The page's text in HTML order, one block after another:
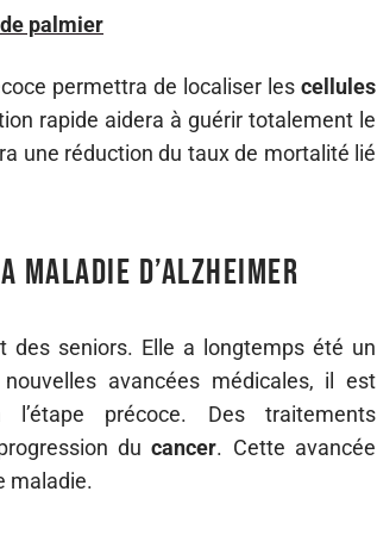
palmier
permettra de localiser les cellules
rapide aidera à guérir totalement le
une réduction du taux de mortalité lié
maladie d’Alzheimer
des seniors. Elle a longtemps été un
avancées médicales, il est
précoce. Des traitements
ducancer. Cette avancée
maladie.